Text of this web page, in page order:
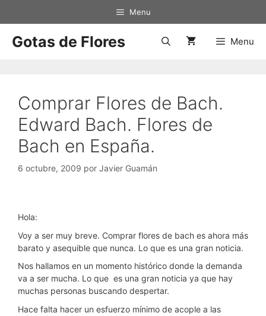
Menu
Gotas de Flores Menu
Comprar Flores de Bach.
Edward Bach. Flores de
Bach en España.
6 octubre, 2009 por Javier Guamán
Hola:
Voy a ser muy breve. Comprar flores de bach es ahora más
barato y asequible que nunca. Lo que es una gran noticia.
Nos hallamos en un momento histórico donde la demanda
va a ser mucha. Lo que es una gran noticia ya que hay
muchas personas buscando despertar.
Hace falta hacer un esfuerzo mínimo de acople a las